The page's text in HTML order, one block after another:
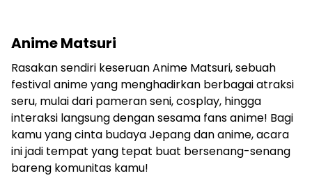
Anime Matsuri
Rasakan sendiri keseruan Anime Matsuri, sebuah
festival anime yang menghadirkan berbagai atraksi
seru, mulai dari pameran seni, cosplay, hingga
interaksi langsung dengan sesama fans anime! Bagi
kamu yang cinta budaya Jepang dan anime, acara
ini jadi tempat yang tepat buat bersenang-senang
bareng komunitas kamu!